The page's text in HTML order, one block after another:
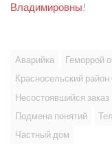
Владимировны!
Аварийка Геморрой
Красносельский
Несостоявшийся заказ
Подмена понятий
Частный дом